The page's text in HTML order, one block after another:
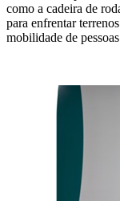
como a cadeira de
para enfrentar
mobilidade de